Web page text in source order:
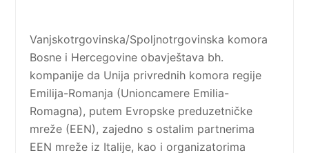
Vanjskotrgovinska/Spoljnotrgovinska komora
Bosne i Hercegovine obavještava bh.
kompanije da Unija privrednih komora regije
Emilija-Romanja (Unioncamere Emilia-
Romagna), putem Evropske preduzetničke
mreže (EEN), zajedno s ostalim partnerima
EEN mreže iz Italije, kao i organizatorima